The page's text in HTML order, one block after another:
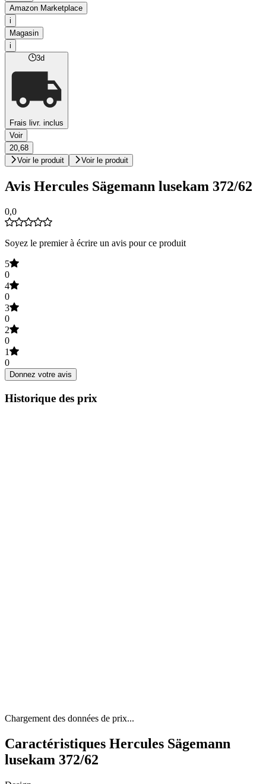
Amazon Marketplace
i
Magasin
i
3d
Frais livr. inclus
Voir
20,68
Voir le produit
Voir le produit
Avis Hercules Sägemann lusekam 372/62
0,0
Soyez le premier à écrire un avis pour ce produit
5
0
4
0
3
0
2
0
1
0
Donnez votre avis
Historique des prix
Chargement des données de prix...
Caractéristiques Hercules Sägemann
lusekam 372/62